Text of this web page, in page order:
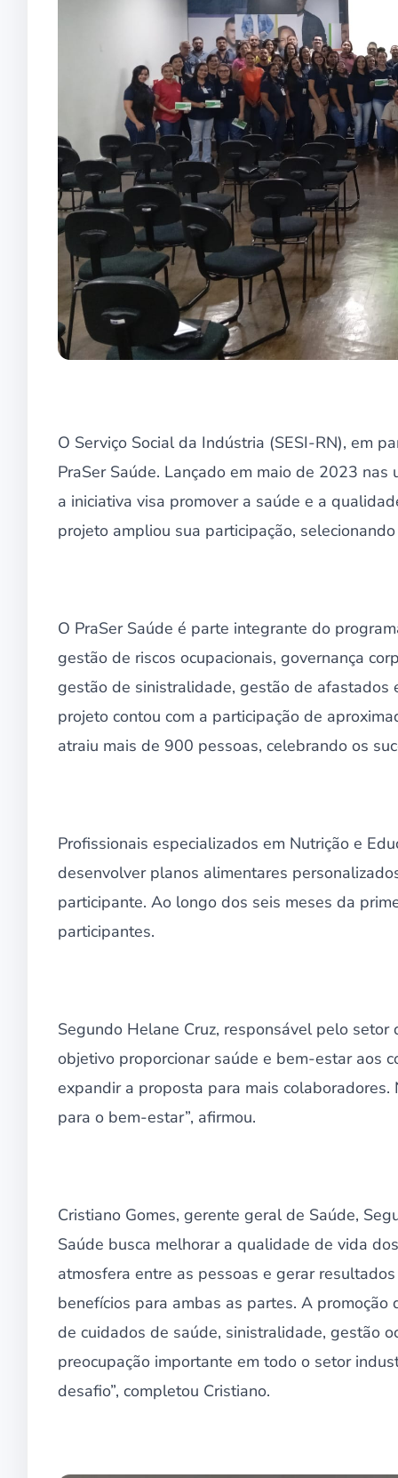
O Serviço Social da Indústria (SESI-RN), em
PraSer Saúde. Lançado em maio de 2023
a iniciativa visa promover a saúde e a
projeto ampliou sua participação,
O PraSer Saúde é parte integrante do
gestão de riscos ocupacionais, governança
gestão de sinistralidade, gestão de afastados
projeto contou com a participação de
atraiu mais de 900 pessoas, celebrando os
Profissionais especializados em Nutrição e
desenvolver planos alimentares
participante. Ao longo dos seis meses da
participantes.
Segundo Helane Cruz, responsável pelo
objetivo proporcionar saúde e bem-estar aos
expandir a proposta para mais
para o bem-estar”, afirmou.
Cristiano Gomes, gerente geral de Saúde,
Saúde busca melhorar a qualidade de vida
atmosfera entre as pessoas e gerar
benefícios para ambas as partes. A
de cuidados de saúde, sinistralidade, gestão
preocupação importante em todo o setor
desafio”, completou Cristiano.